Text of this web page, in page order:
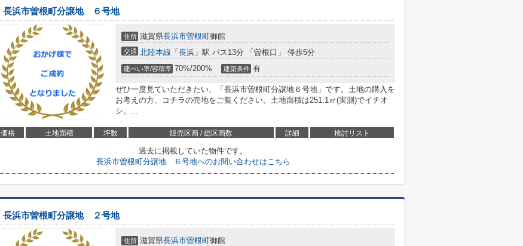
長浜市曽根町分譲地 ６号地
住所 滋賀県長浜市曽根町御館
交通 北陸本線 「 長浜 」駅 バス13分 「曽根口」 停歩5分
建ぺい率/容積率 70%/200% 建築条件 有
ぜひ一度見ていただきたい、「長浜市曽根町分譲地６号地」です。土地の購入を
お考えの方、コチラの売地をご覧ください。土地面積は251.1㎡(実測)でイチオ
シ。...
価格 土地面積 坪数 販売区画 / 総区画数 詳細 検討リスト
過去に掲載していた物件です。
長浜市曽根町分譲地 ６号地へのお問い合わせはこちら
長浜市曽根町分譲地 ２号地
住所 滋賀県長浜市曽根町御館